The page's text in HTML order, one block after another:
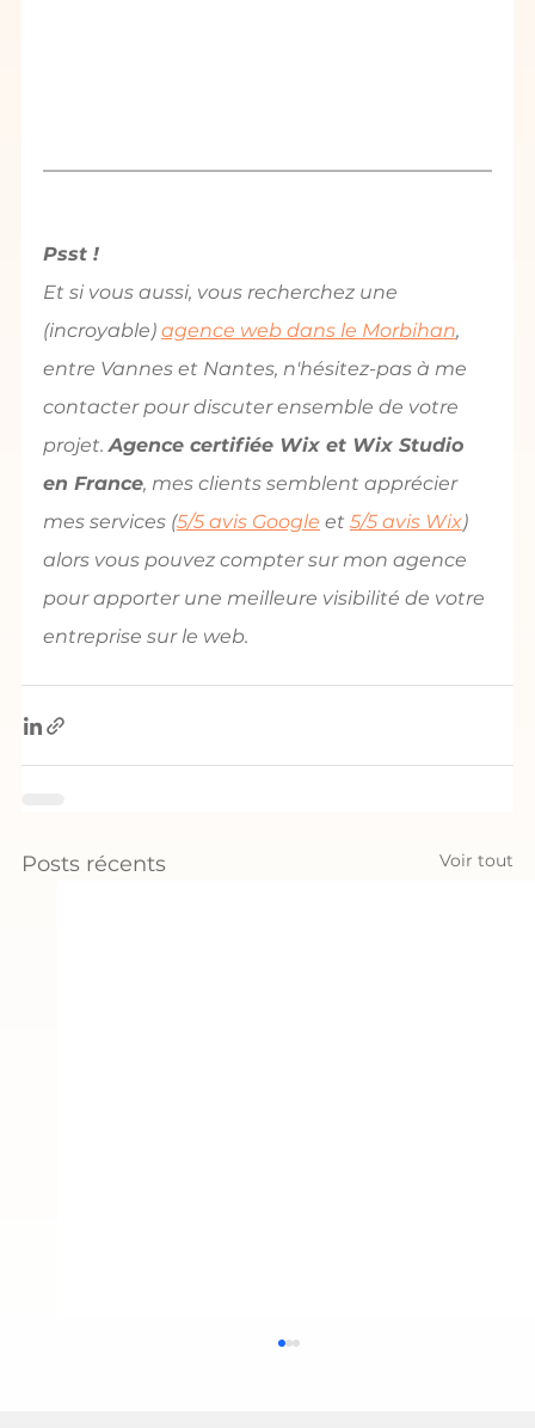
Psst !
Et si vous aussi, vous recherchez une
(incroyable) agence web dans le Morbihan,
entre Vannes et Nantes, n'hésitez-pas à me
contacter pour discuter ensemble de votre
projet. Agence certifiée Wix et Wix Studio
en France, mes clients semblent apprécier
mes services (5/5 avis Google et 5/5 avis Wix)
alors vous pouvez compter sur mon agence
pour apporter une meilleure visibilité de votre
entreprise sur le web.
Posts récents Voir tout